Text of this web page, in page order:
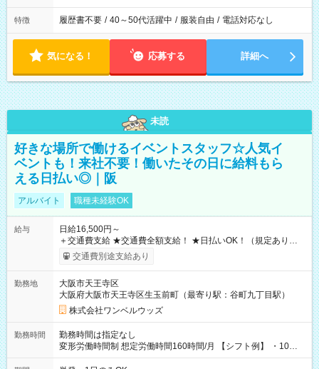
特徴 履歴書不要 / 40～50代活躍中 / 服装自由 / 電話対応なし
気になる！ 応募する 詳細へ
未読
好きな場所で働けるイベントスタッフ☆人気イ
ベントも！来社不要！働いたその日に給料もら
える日払い◎｜阪
アルバイト 職種未経験OK
給与
日給16,500円～
＋交通費支給 ★交通費全額支給！ ★日払いOK！（規定あり） ┗
働いたその日に現金GET♪ お仕事後はコンビニATMから 日払
交通費別途支給あり
勤務地
大阪市天王寺区
大阪府大阪市天王寺区生玉前町（最寄り駅：谷町九丁目駅）
株式会社ワンベルウッズ
勤務時間
勤務時間は指定なし
変形労働時間制 想定労働時間160時間/月 【シフト例】 ・10：
00～20：00